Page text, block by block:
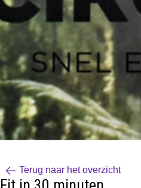
Terug naar het overzicht